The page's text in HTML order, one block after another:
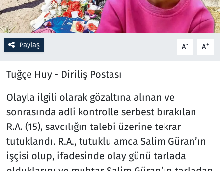
Paylaş A- A+
Tuğçe Huy - Diriliş Postası
Olayla ilgili olarak gözaltına alınan ve
sonrasında adli kontrolle serbest bırakılan
R.A. (15), savcılığın talebi üzerine tekrar
tutuklandı. R.A., tutuklu amca Salim Güran’ın
işçisi olup, ifadesinde olay günü tarlada
Spor
Teknoloji ve Bilim